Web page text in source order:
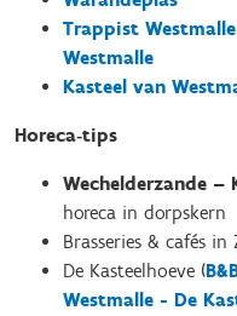
Trappist
Westmalle
Kasteel van
Horeca‑tips
Wechelderzande –
horeca in dorpskern
Brasseries & cafés in
De Kasteelhoeve (
Westmalle - De